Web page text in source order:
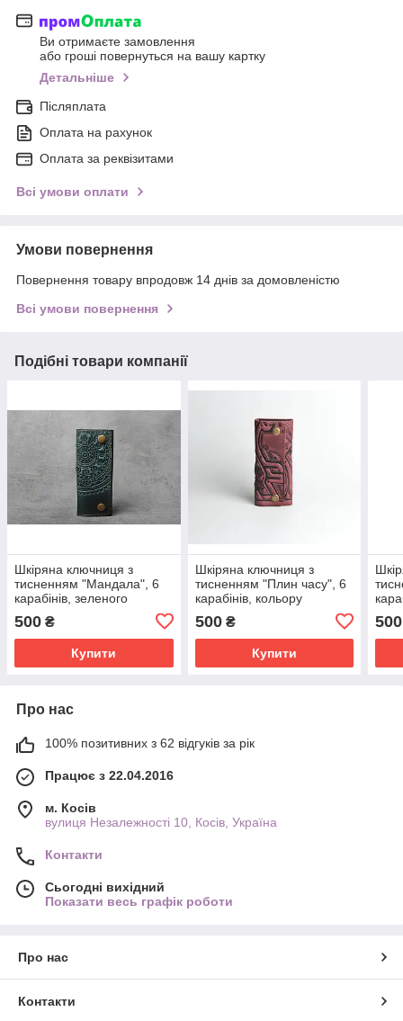
Ви отримаєте замовлення
або гроші повернуться на вашу картку
Детальніше
Післяплата
Оплата на рахунок
Оплата за реквізитами
Всі умови оплати
Умови повернення
Повернення товару впродовж 14 днів за домовленістю
Всі умови повернення
Подібні товари компанії
Шкіряна ключниця з
тисненням "Мандала", 6
карабінів, зеленого
500 ₴
Купити
Шкіряна ключниця з
тисненням "Плин часу", 6
карабінів, кольору
500₴
Купити
500
Про нас
100% позитивних з 62 відгуків за рік
Працює з 22.04.2016
м. Косів
вулиця Незалежності 10, Косів, Україна
Контакти
Сьогодні вихідний
Показати весь графік роботи
Про нас
Контакти